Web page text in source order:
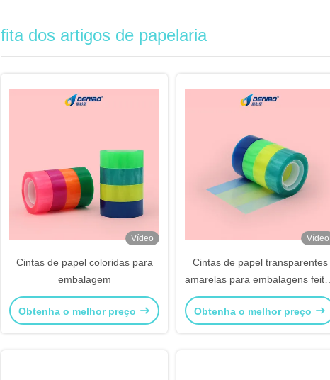
fita dos artigos de papelaria
Vídeo
Cintas de papel coloridas para
embalagem
Obtenha o melhor preço
Vídeo
Cintas de papel transparentes
amarelas para embalagens feitas
na CHINA
Obtenha o melhor preço